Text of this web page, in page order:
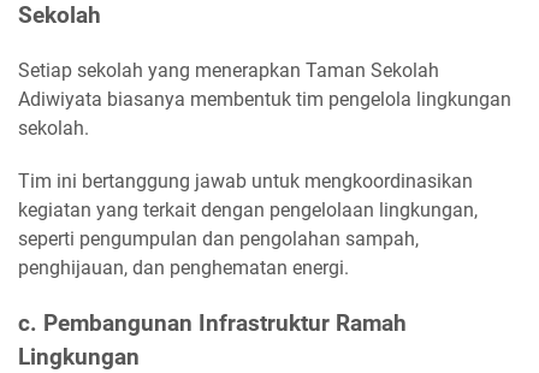
Sekolah
Setiap sekolah yang menerapkan Taman Sekolah
Adiwiyata biasanya membentuk tim pengelola lingkungan
sekolah.
Tim ini bertanggung jawab untuk mengkoordinasikan
kegiatan yang terkait dengan pengelolaan lingkungan,
seperti pengumpulan dan pengolahan sampah,
penghijauan, dan penghematan energi.
c. Pembangunan Infrastruktur Ramah
Lingkungan